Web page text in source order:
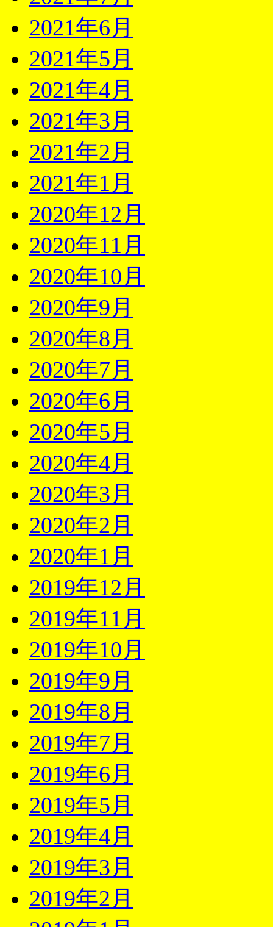
2021年6月
2021年5月
2021年4月
2021年3月
2021年2月
2021年1月
2020年12月
2020年11月
2020年10月
2020年9月
2020年8月
2020年7月
2020年6月
2020年5月
2020年4月
2020年3月
2020年2月
2020年1月
2019年12月
2019年11月
2019年10月
2019年9月
2019年8月
2019年7月
2019年6月
2019年5月
2019年4月
2019年3月
2019年2月